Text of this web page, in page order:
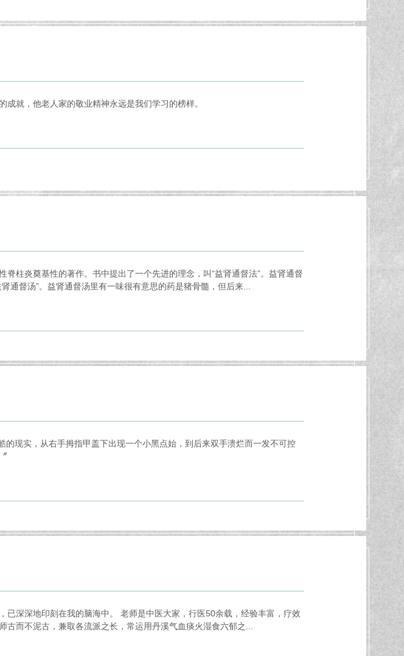
就，他老人家的敬业精神永远是我们学习的榜样。
柱炎奠基性的著作。书中提出了一个先进的理念，叫“益肾通督法”。益肾通督
督汤”。益肾通督汤里有一味很有意思的药是猪骨髓，但后来...
现实，从右手拇指甲盖下出现一个小黑点始，到后来双手溃烂而一发不可控
深深地印刻在我的脑海中。 老师是中医大家，行医50余载，经验丰富，疗效
而不泥古，兼取各流派之长，常运用丹溪气血痰火湿食六郁之...